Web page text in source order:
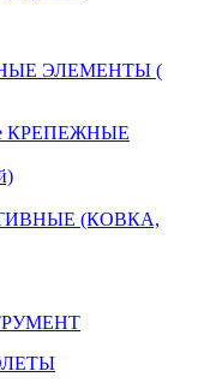
ЭЛЕМЕНТЫ (
КРЕПЕЖНЫЕ
(КОВКА,